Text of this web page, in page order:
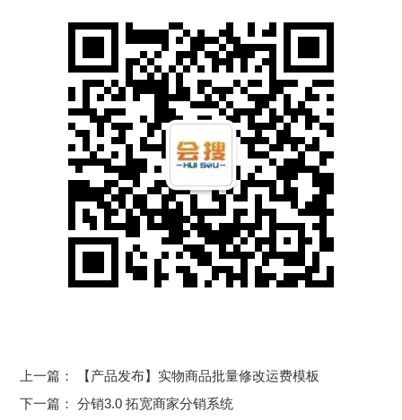
上一篇：
【产品发布】实物商品批量修改运费模板
下一篇：分销3.0 拓宽商家分销系统